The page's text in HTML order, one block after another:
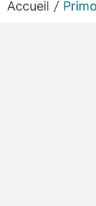
Accueil /